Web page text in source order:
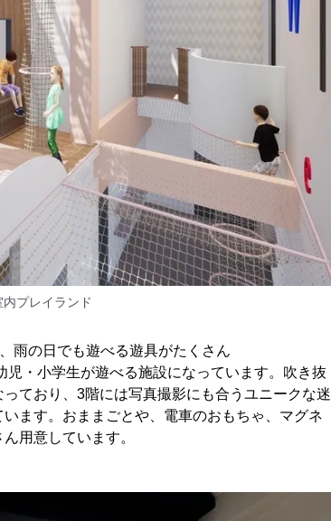
プレイランド
雨の日でも遊べる遊具がたくさん
・小学生が遊べる施設になっています。吹き抜
ており、3階には写真撮影にも合うユニークな迷
ます。おままごとや、電車のおもちゃ、マグネ
用意しています。